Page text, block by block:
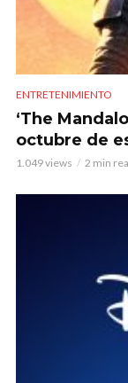
ENTRETENIMIENTO
‘The
octubre de
1.049 views 2 min